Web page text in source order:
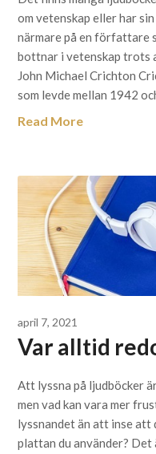
om vetenskap eller har
närmare på en författare
bottnar i vetenskap trots
John Michael Crichton
som levde mellan 1942
Read More
april 7, 2021
Var alltid
Att lyssna på ljudböcker
men vad kan vara mer
lyssnandet än att inse att
plattan du använder?